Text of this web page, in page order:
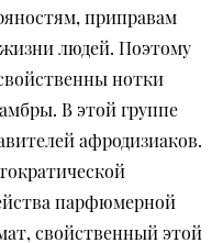
приправам
людей. Поэтому
нотки
В этой группе
афродизиаков.
парфюмерной
свойственный этой